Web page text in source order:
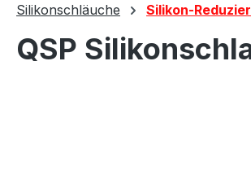
Silikonschläuche Silikon-
QSP